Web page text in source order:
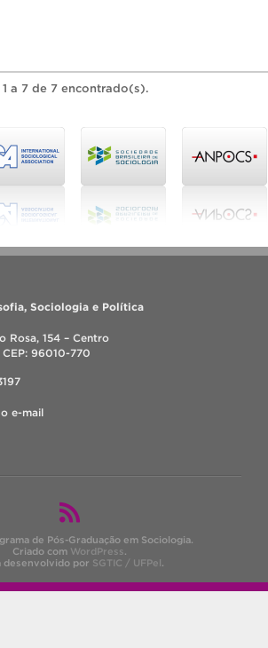
a 7 de 7 encontrado(s).
Sociologia e Política
Rosa, 154 – Centro
96010-770
e-mail
de Pós-Graduação em Sociologia.
Criado com WordPress.
desenvolvido por SGTIC / UFPel.